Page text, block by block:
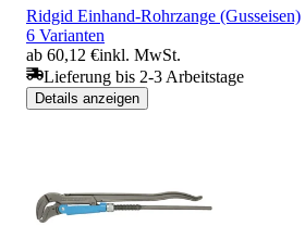
Ridgid Einhand-Rohrzange (Gusseisen)
6 Varianten
ab 60,12 €inkl. MwSt.
Lieferung bis 2-3 Arbeitstage
Details anzeigen